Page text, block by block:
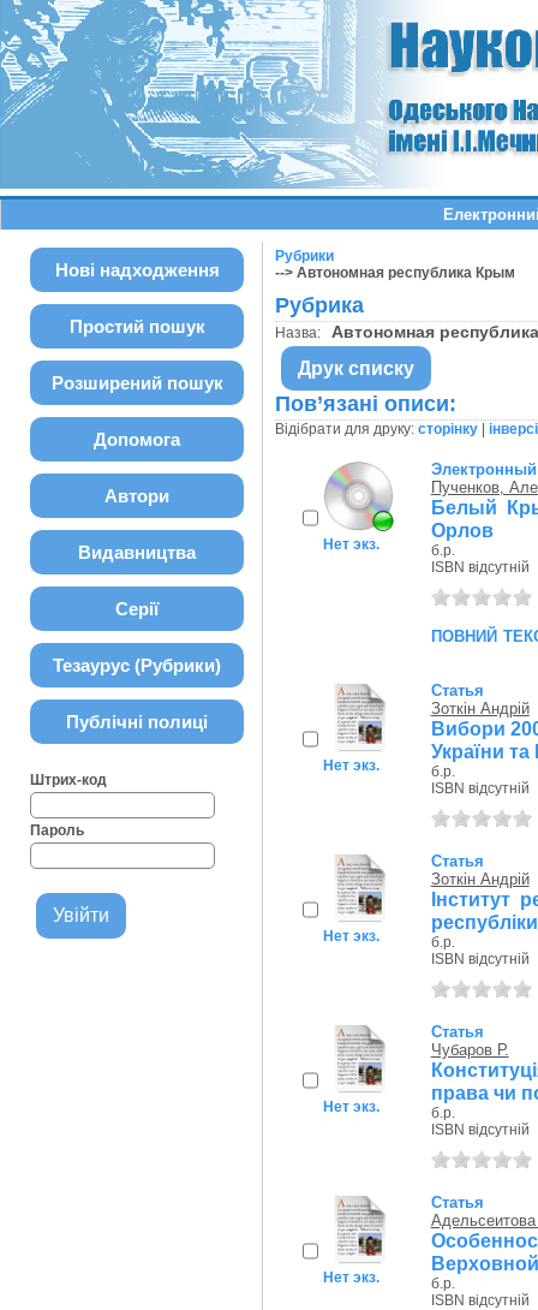
Нові надходження
Простий пошук
Розширений пошук
Допомога
Автори
Видавництва
Серії
Тезаурус (Рубрики)
Публічні полиці
Штрих-код
Пароль
Рубрики
--> Автономная республика Крым
Рубрика
Назва: Автономная
Друк списку
Пов’язані описи:
Відібрати для друку: сторінку|
Нет экз.
Электронный
Пученков,
Белый
Орлов
б.р.
ISBN відсутній
повний
Нет экз.
Статья
Зоткін Андрій
Вибори
України
б.р.
ISBN відсутній
Нет экз.
Статья
Зоткін Андрій
Інститут
б.р.
ISBN відсутній
Нет экз.
Статья
Чубаров Р.
права чи
б.р.
ISBN відсутній
Нет экз.
Статья
б.р.
ISBN відсутній